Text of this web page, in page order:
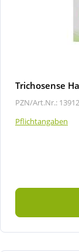
Trichosense
PZN/Art.Nr.:
Pflichtangaben